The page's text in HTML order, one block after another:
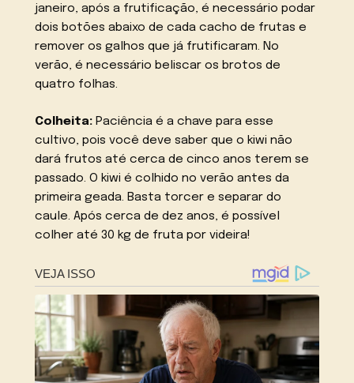
janeiro, após a frutificação, é necessário podar
dois botões abaixo de cada cacho de frutas e
remover os galhos que já frutificaram. No
verão, é necessário beliscar os brotos de
quatro folhas.
Colheita: Paciência é a chave para esse
cultivo, pois você deve saber que o kiwi não
dará frutos até cerca de cinco anos terem se
passado. O kiwi é colhido no verão antes da
primeira geada. Basta torcer e separar do
caule. Após cerca de dez anos, é possível
colher até 30 kg de fruta por videira!